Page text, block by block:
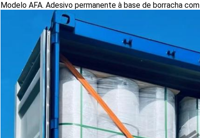
Modelo AFA. Adesivo permanente à base de borracha